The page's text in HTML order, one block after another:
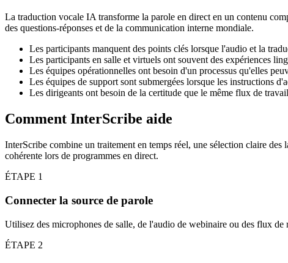
La traduction vocale IA transforme la parole en direct en un contenu
des questions-réponses et de la communication interne mondiale.
Les participants manquent des points clés lorsque l'audio et la
Les participants en salle et virtuels ont souvent des expériences
Les équipes opérationnelles ont besoin d'un processus qu'elles
Les équipes de support sont submergées lorsque les instructions
Les dirigeants ont besoin de la certitude que le même flux de
Comment InterScribe aide
InterScribe combine un traitement en temps réel, une sélection claire
cohérente lors de programmes en direct.
ÉTAPE 1
Connecter la source de parole
Utilisez des microphones de salle, de l'audio de webinaire ou des flux de
ÉTAPE 2